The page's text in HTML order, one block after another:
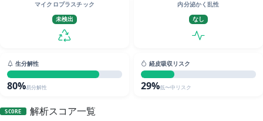
マイクロプラスチック
未検出
内分泌かく乱性
なし
生分解性
80%易分解性
経皮吸収リスク
29%低〜中リスク
SCORE
解析スコア一覧